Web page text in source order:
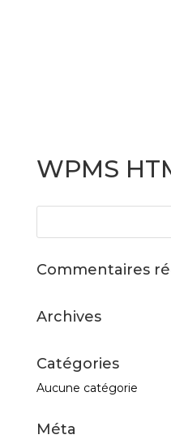
WPMS
Commentaires
Archives
Catégories
Aucune catégorie
Méta